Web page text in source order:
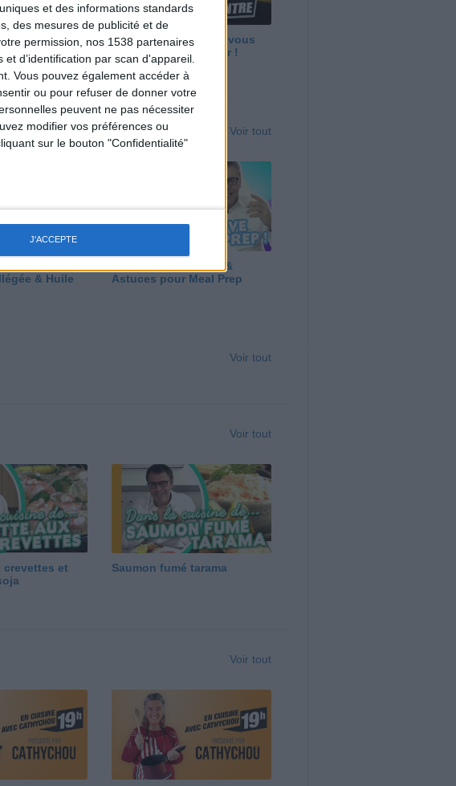
et des informations standards
des mesures de publicité et de
permission, nos 1538 partenaires
d’identification par scan d'appareil.
Vous pouvez également accéder à
ou pour refuser de donner votre
peuvent ne pas nécessiter
modifier vos préférences ou
sur le bouton "Confidentialité"
J'ACCEPTE
de poids ?
?
Maigrir vite ? Ce que vous
devez vraiment savoir !
Voir tout
& Huile
Panga, Huile d'Olive &
Astuces pour Meal Prep
Voir tout
Voir tout
crevettes et
Saumon fumé tarama
Voir tout